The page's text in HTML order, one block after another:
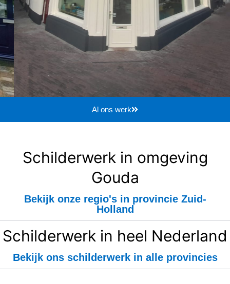
Al ons werk
Schilderwerk in omgeving
Gouda
Bekijk onze regio's in provincie Zuid-
Holland
Schilderwerk in heel Nederland
Bekijk ons schilderwerk in alle provincies